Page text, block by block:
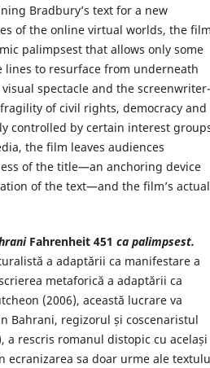
Bradbury’s text for a new
of the online virtual worlds, the film
palimpsest that allows only some
lines to resurface from underneath
spectacle and the screenwriter-
of civil rights, democracy and
controlled by certain interest
the film leaves audiences
of the title—an anchoring device
of the text—and the film’s actual
Fahrenheit 451 ca palimpsest.
a adaptării ca manifestare a
metaforică a adaptării ca
(2006), această lucrare va
Bahrani, regizorul și coscenaristul
a rescris romanul distopic cu același
sa doar urme ale